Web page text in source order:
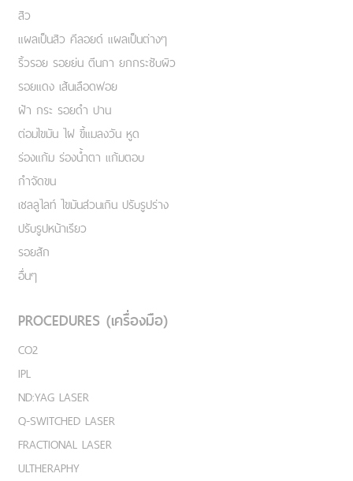
สิว
แผลเป็นสิว คีลอยด์ แผลเป็นต่างๆ
ริ้วรอย รอยย่น ตีนกา ยกกระชับผิว
รอยแดง เส้นเลือดฟอย
ฝ้า กระ รอยดำ ปาน
ต่อมไขมัน ไฝ ขี้แมลงวัน หูด
ร่องแก้ม ร่องน้ำตา แก้มตอบ
กำจัดขน
เชลลูไลท์ ไขมันส่วนเกิน ปรับรูปร่าง
ปรับรูปหน้าเรียว
รอยสัก
อื่นๆ
PROCEDURES (เครื่องมือ)
CO2
IPL
ND:YAG LASER
Q-SWITCHED LASER
FRACTIONAL LASER
ULTHERAPHY